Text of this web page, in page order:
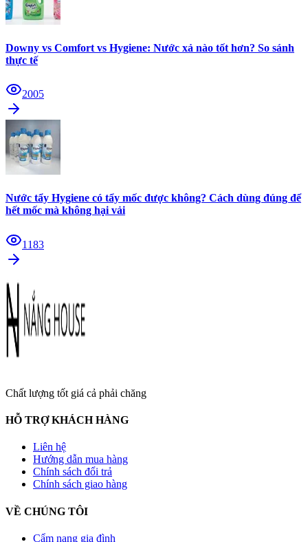
Downy vs Comfort vs Hygiene: Nước xả nào tốt hơn? So sánh
thực tế
2005
Nước tẩy Hygiene có tẩy mốc được không? Cách dùng đúng để
hết mốc mà không hại vải
1183
Chất lượng tốt giá cả phải chăng
HỖ TRỢ KHÁCH HÀNG
Liên hệ
Hướng dẫn mua hàng
Chính sách đổi trả
Chính sách giao hàng
VỀ CHÚNG TÔI
Cẩm nang gia đình